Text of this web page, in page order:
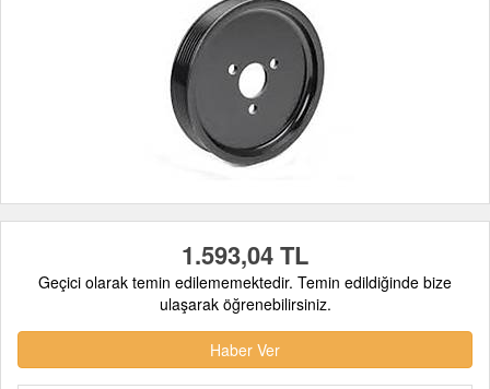
1.593,04 TL
Geçici olarak temin edilememektedir. Temin edildiğinde bize
ulaşarak öğrenebilirsiniz.
Haber Ver